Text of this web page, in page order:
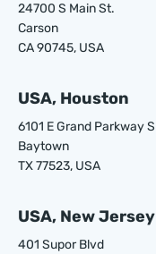
24700 S Main St.
Carson
CA 90745, USA
USA, Houston
6101 E Grand Parkway S
Baytown
TX 77523, USA
USA, New Jersey
401 Supor Blvd